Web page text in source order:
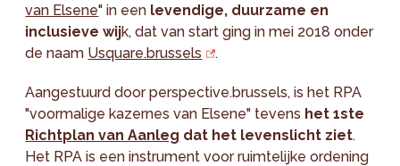
van Elsene" in een levendige, duurzame en
inclusieve wijk, dat van start ging in mei 2018 onder
de naam Usquare.brussels .
Aangestuurd door perspective.brussels, is het RPA
"voormalige kazernes van Elsene" tevens het 1ste
Richtplan van Aanleg dat het levenslicht ziet.
Het RPA is een instrument voor ruimtelijke ordening